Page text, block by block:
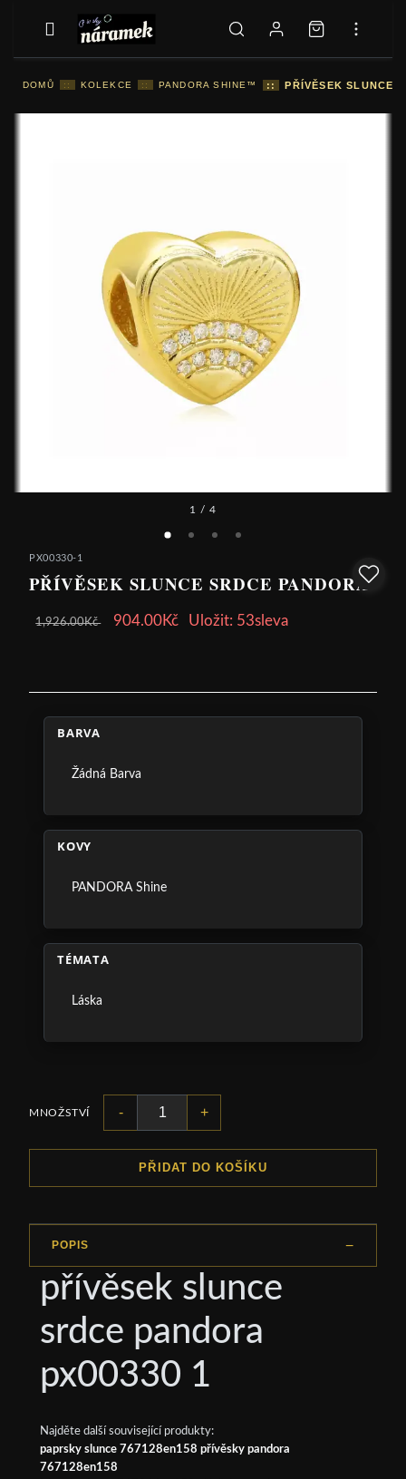
DOMŮ :: KOLEKCE :: PANDORA SHINE™ :: PŘÍVĚSEK SLUNCE
1 / 4
PX00330-1
PŘÍVĚSEK SLUNCE SRDCE PANDORA
1,926.00Kč 904.00Kč Uložit: 53sleva
BARVA
Žádná Barva
KOVY
PANDORA Shine
TÉMATA
Láska
MNOŽSTVÍ - +
PŘIDAT DO KOŠÍKU
POPIS
přívěsek slunce
srdce pandora
px00330 1
Najděte další související produkty:
paprsky slunce 767128en158 přívěsky pandora
767128en158